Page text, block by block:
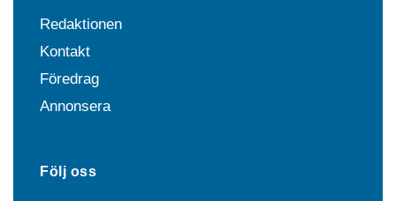
Redaktionen
Kontakt
Föredrag
Annonsera
Följ oss